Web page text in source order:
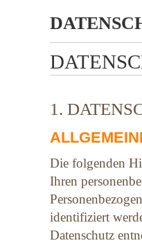
1.
Die folgenden
Ihren
identifiziert
Datenschutz